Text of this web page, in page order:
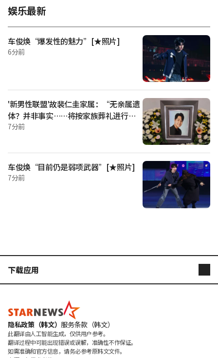
人在孩子面前持续进行辱骂的场景。4岁的长子看到母亲靠近便
后退，并说“别过来”。对此，徐章勋表示：“孩子很害怕，
是怕妈妈”，感到十分遗憾。 丈夫说道：“希望不要在孩子面
前说那么过分的话。还说‘你爸爸是个垃圾’之类的话。至少
希望妻子不要在孩子面前那样做。”然而，丈夫也在孩子面前
爆发了情绪。 徐章勋感叹道：“简直是地狱。”孩子甚至模仿
了夫妻二人的样子。此外，据悉孩子的抽动症状也加重了。 妻
子表示：“看了视频我明白了。孩子对我说‘别过来’。我很
娱乐最新
车俊焕“爆发性的魅力”[★照片]
6分前
'新男性联盟'故裴仁圭家属：“无亲属遗
体？并非事实……将按家族葬礼进行”
[Star Issue]
7分前
车俊焕“目前仍是弱项武器”[★照片]
7分前
下载应用
STARPOLL
隐私政策（韩文） 服务条款（韩文）
此翻译由人工智能生成，仅供用户参考。
翻译过程中可能出现错误或误解，准确性不作保证。
如需准确和官方信息，请务必参考原韩文文件。